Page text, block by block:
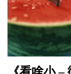
《看啥小